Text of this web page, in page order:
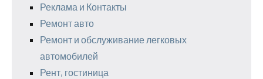
Реклама и Контакты
Ремонт авто
Ремонт и обслуживание легковых
автомобилей
Рент, гостиница